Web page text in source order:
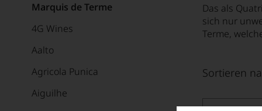
Marquis de Terme
4G Wines
Aalto
Agricola Punica
Aiguilhe
Das als
sich nur
Terme,
Sortieren